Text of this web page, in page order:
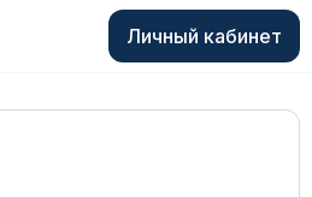
Личный кабинет